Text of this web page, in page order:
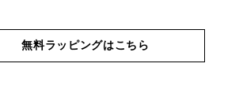
無料ラッピングはこちら